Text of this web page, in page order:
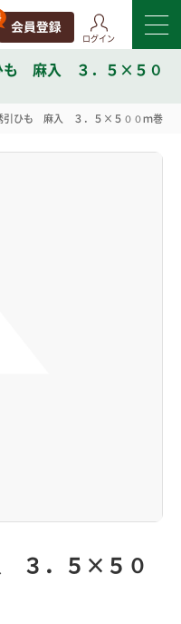
ログイン
も 麻入 ３．５×５０
引ひも 麻入 ３．５×５００ｍ巻
３．５×５０